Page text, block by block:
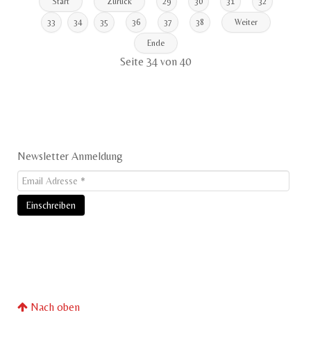
33 34 35 36 37 38 Weiter
Ende
Seite 34 von 40
Newsletter Anmeldung
Nach oben